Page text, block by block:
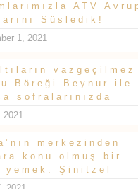
ATV
Süsledik!
1, 2021
vazgeçilmez
Böreği Beynur ile
sofralarınızda
2021
merkezinden
konu olmuş bir
yemek: Şinitzel